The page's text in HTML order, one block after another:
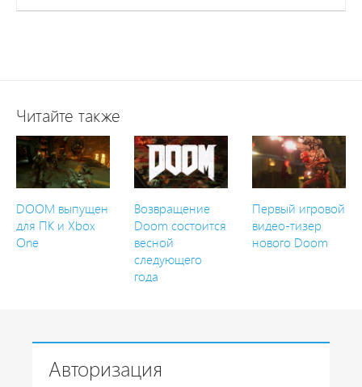
Читайте также
DOOM выпущен
для ПК и Xbox
One
Возвращение
Doom состоится
весной
следующего
года
Первый игровой
видео-тизер
нового Doom
Авторизация